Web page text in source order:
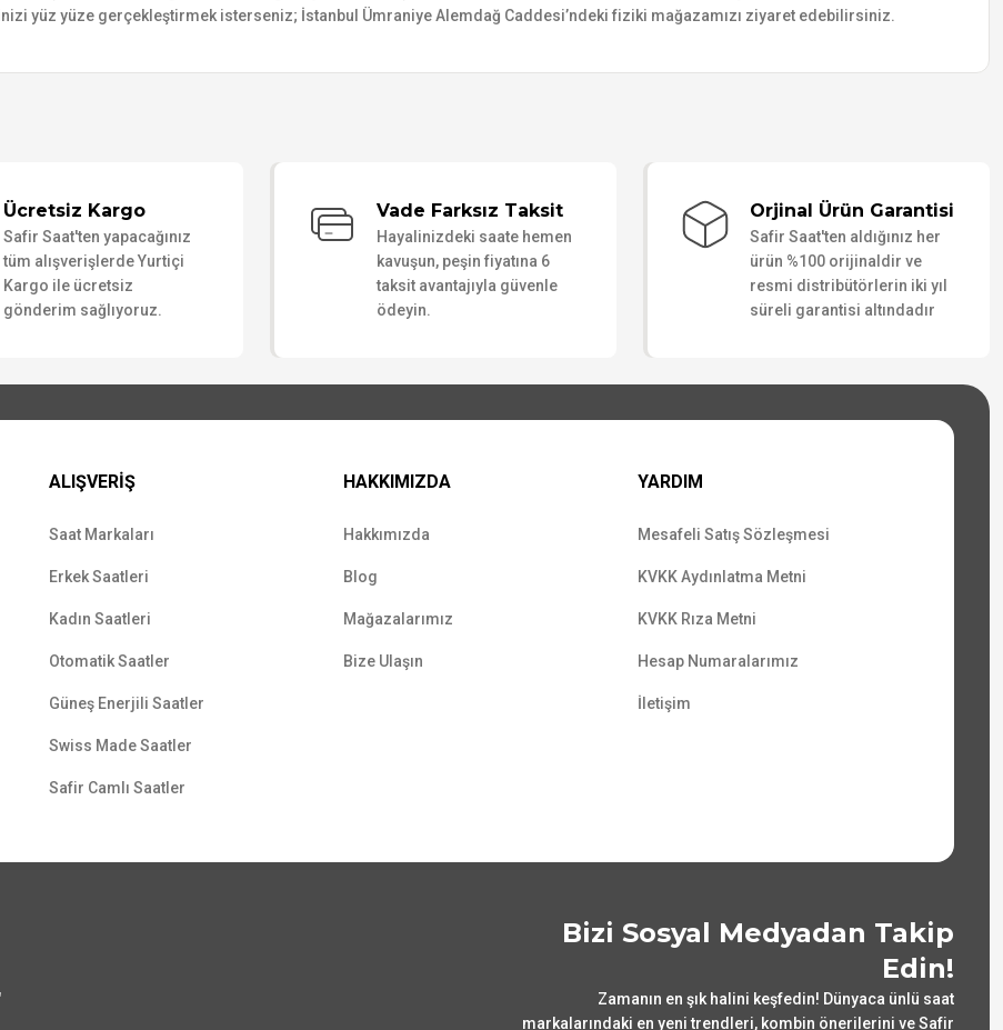
yüz yüze gerçekleştirmek isterseniz; İstanbul Ümraniye Alemdağ Caddesi’ndeki fiziki mağazamızı ziyaret edebilirsiniz.
Ücretsiz Kargo
Safir Saat'ten yapacağınız
tüm alışverişlerde Yurtiçi
Kargo ile ücretsiz
gönderim sağlıyoruz.
Vade Farksız Taksit
Hayalinizdeki saate hemen
kavuşun, peşin fiyatına 6
taksit avantajıyla güvenle
ödeyin.
Orjinal Ürün Garantisi
Safir Saat'ten aldığınız her
ürün %100 orijinaldir ve
resmi distribütörlerin iki yıl
süreli garantisi altındadır
ALIŞVERİŞ
Saat Markaları
Erkek Saatleri
Kadın Saatleri
Otomatik Saatler
Güneş Enerjili Saatler
Swiss Made Saatler
Safir Camlı Saatler
HAKKIMIZDA
Hakkımızda
Blog
Mağazalarımız
Bize Ulaşın
YARDIM
Mesafeli Satış Sözleşmesi
KVKK Aydınlatma Metni
KVKK Rıza Metni
Hesap Numaralarımız
İletişim
Bizi Sosyal Medyadan Takip
Edin!
Zamanın en şık halini keşfedin! Dünyaca ünlü saat
markalarındaki en yeni trendleri, kombin önerilerini ve Safir